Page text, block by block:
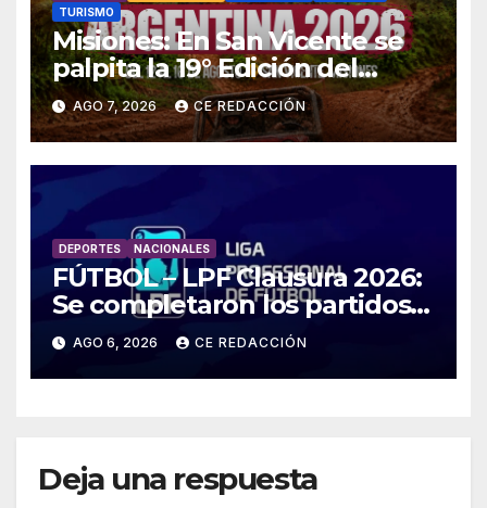
TURISMO
Misiones: En San Vicente se
palpita la 19° Edición del
«Jeep Fest» – Cronograma –
detalles
AGO 7, 2026 CE REDACCIÓN
DEPORTES NACIONALES
FÚTBOL – LPF Clausura 2026:
Se completaron los partidos
pendientes Fecha 2:
Boca/Estudiantes,
Tigre/Belgrano y Unión/Lanús
AGO 6, 2026 CE REDACCIÓN
Deja una respuesta